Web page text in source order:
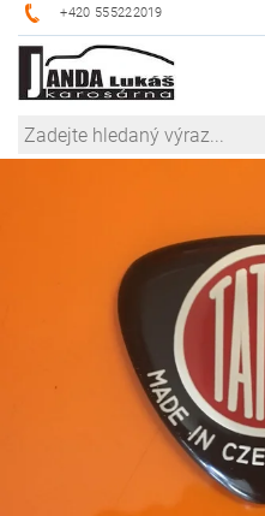
+420 555222019